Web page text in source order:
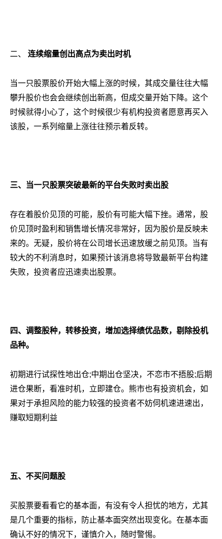
二、 连续缩量创出高点为卖出时机
当一只股票股价开始大幅上涨的时候，其成交量往往大幅
攀升股价也会会继续创出新高，但成交量开始下降。这个
时候就得小心了，这个时候很少有机构投资者愿意再买入
该股，一系列缩量上涨往往预示着反转。
三、当一只股票突破最新的平台失败时卖出股
存在着股价见顶的可能，股价有可能大幅下挫。通常，股
价见顶时盈利和销售增长情况非常好，因为股价是反映未
来的。无疑，股价将在公司增长迅速放缓之前见顶。当有
较大的不利消息时，如果预计该消息将导致最新平台构建
失败，投资者应迅速卖出股票。
四、调整股种，转移投资，增加选择绩优品数，剔除投机
品种。
初期进行试探性地出仓;中期出仓坚决，不恋市不捂股;后期
进仓果断，看准时机，立即建仓。熊市也有投资机会，如
果对于承担风险的能力较强的投资者不妨伺机速进速出，
赚取短期利益
五、不买问题股
买股票要看看它的基本面，有没有令人担忧的地方，尤其
是几个重要的指标，防止基本面突然出现变化。在基本面
确认不好的情况下，谨慎介入，随时警惕。